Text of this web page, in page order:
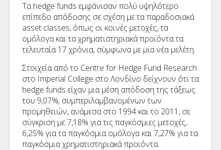
Ταhedge funds εμφάνισαν πολύ υψηλότερο
επίπεδο απόδοσης σε σχέση με τα παραδοσιακά
asset classes, όπως οι κοινές μετοχές, τα
ομόλογα και τα χρηματιστηριακά προϊόντα τα
τελευταία 17 χρόνια, σύμφωνα με μια νέα μελέτη.
Στοιχεία από το Centre for Hedge Fund Research
στο Imperial College στο Λονδίνο δείχνουν ότι τα
hedge funds είχαν μια μέση απόδοση της τάξεως
του 9,07%, συμπεριλαμβανομένων των
προμηθειών, ανάμεσα στο 1994 και το 2011, σε
σύγκριση με 7,18% για τις παγκόσμιες μετοχές,
6,25% για τα παγκόσμια ομόλογα και 7,27% για τα
παγκόσμια χρηματιστηριακά προϊόντα.